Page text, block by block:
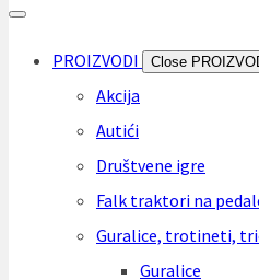
PROIZVODI Close
Akcija
Autići
Društvene igre
Falk traktori na
Guralice, trotineti,
Guralice